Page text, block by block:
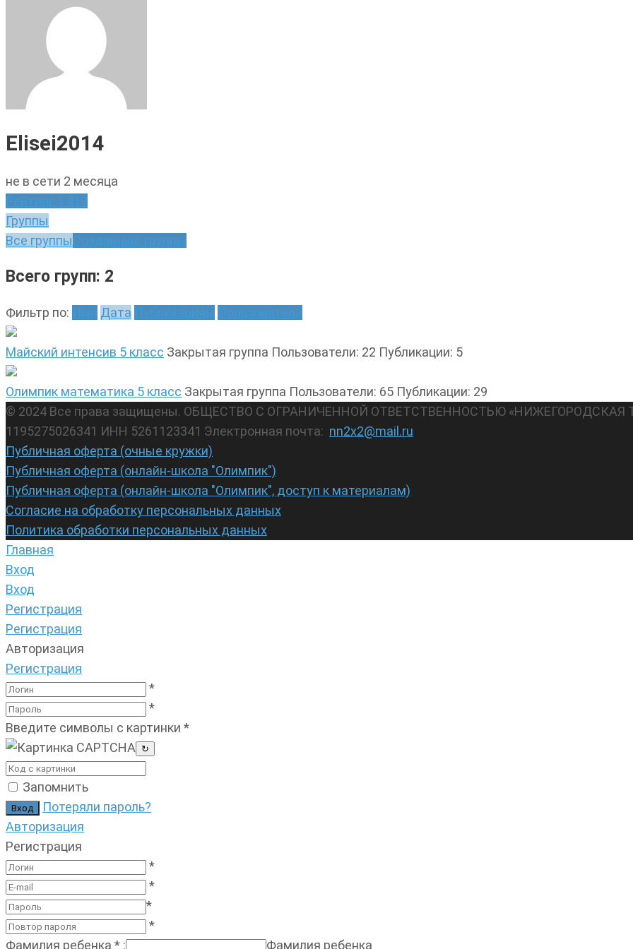
Elisei2014
не в сети 2 месяца
Рейтинг 1 419
Группы
Все группыСозданные группы
Всего групп: 2
Фильтр по: Имя Дата Публикациям Пользователи
Майский интенсив 5 класс Закрытая группа Пользователи: 22 Публикации: 5
Олимпик математика 5 класс Закрытая группа Пользователи: 65 Публикации: 29
© 2024 Все права защищены. ОБЩЕСТВО С ОГРАНИЧЕННОЙ ОТВЕТСТВЕННОСТЬЮ «НИЖЕГОРОДСКАЯ
1195275026341 ИНН 5261123341 Электронная почта: nn2x2@mail.ru
Публичная оферта (очные кружки)
Публичная оферта (онлайн-школа "Олимпик")
Публичная оферта (онлайн-школа "Олимпик", доступ к материалам)
Согласие на обработку персональных данных
Политика обработки персональных данных
Главная
Вход
Вход
Регистрация
Регистрация
Авторизация
Регистрация
*
*
Введите символы с картинки *
↻
Запомнить
Потеряли пароль?
Авторизация
Регистрация
*
*
*
*
Фамилия ребенка * : Фамилия ребенка